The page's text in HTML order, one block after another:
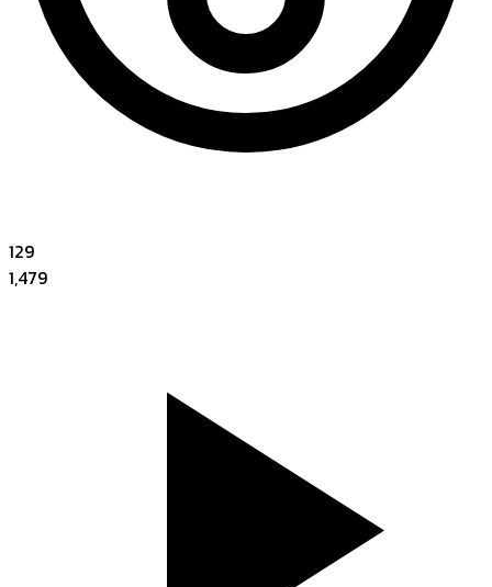
129
1,479